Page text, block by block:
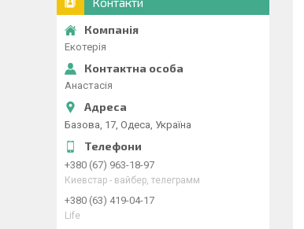
Екотерія
Анастасія
Базова, 17, Одеса, Україна
+380 (67) 963-18-97
Киевстар - вайбер, телеграмм
+380 (63) 419-04-17
Life